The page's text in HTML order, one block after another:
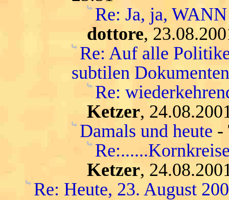
Re: Ja, ja,
dottore,
Re: Auf alle
subtilen
Re:
Ketzer,
Damals und heute -
Ketzer,
Re: Heute, 23. August